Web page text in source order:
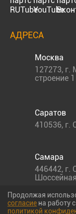
АДРЕСА
Москва
127273, г.
строение 1
Саратов
410536, г.
Самара
446442, г.
Продолжая
согласие на работу
политикой